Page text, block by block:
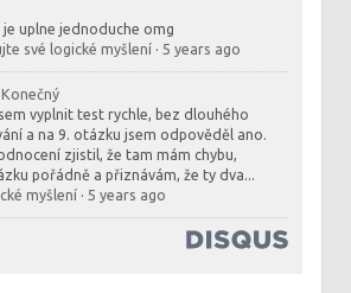
je uplne jednoduche omg
své logické myšlení · 5 years ago
vyplnit test rychle, bez dlouhého
a na 9. otázku jsem odpověděl ano.
zjistil, že tam mám chybu,
pořádně a přiznávám, že ty dva...
myšlení · 5 years ago